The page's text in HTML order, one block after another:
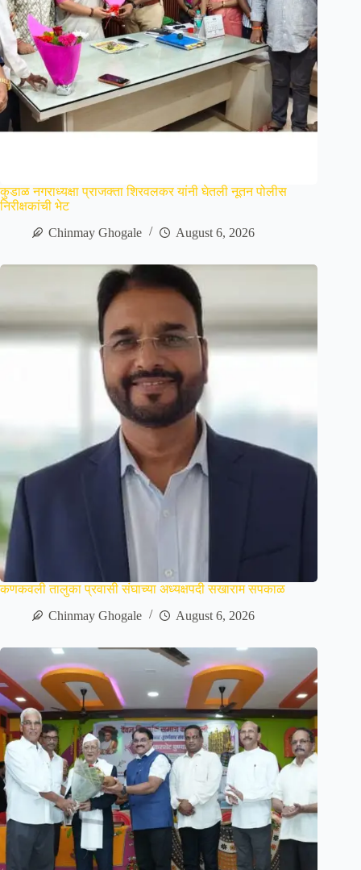
कुडाळ नगराध्यक्षा प्राजक्ता शिरवलकर यांनी घेतली नूतन पोलीस
निरीक्षकांची भेट
Chinmay Ghogale
August 6, 2026
कणकवली तालुका प्रवासी संघाच्या अध्यक्षपदी सखाराम सपकाळ
Chinmay Ghogale
August 6, 2026